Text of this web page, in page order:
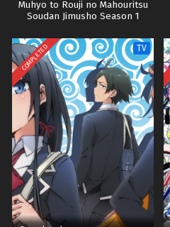
Muhyo to Rouji no Mahouritsu
Soudan Jimusho Season 1
COMPLETED TV